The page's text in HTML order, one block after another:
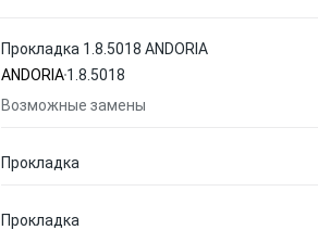
Прокладка 1.8.5018 ANDORIA
ANDORIA1.8.5018
Возможные замены
Прокладка
Прокладка